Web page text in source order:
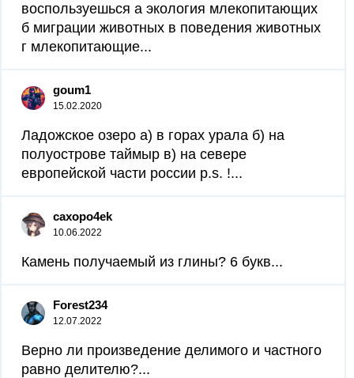
воспользуешься а экология млекопитающих
б миграции животных в поведения животных
г млекопитающие...
goum1
15.02.2020
Ладожское озеро а) в горах урала б) на
полуострове таймыр в) на севере
европейской части россии p.s. !...
caxopo4ek
10.06.2022
Камень получаемый из глины? 6 букв...
Forest234
12.07.2022
Верно ли произведение делимого и частного
равно делителю?...